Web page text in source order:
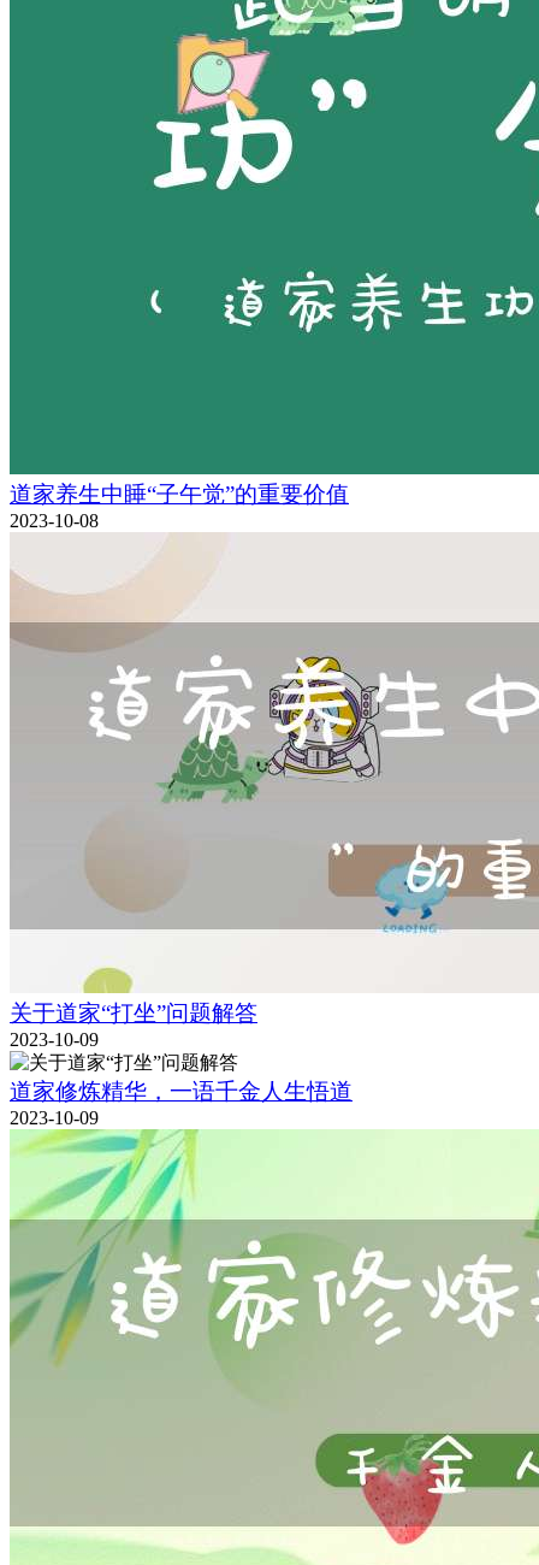
道家养生中睡“子午觉”的重要价值
2023-10-08
关于道家“打坐”问题解答
2023-10-09
道家修炼精华，一语千金人生悟道
2023-10-09